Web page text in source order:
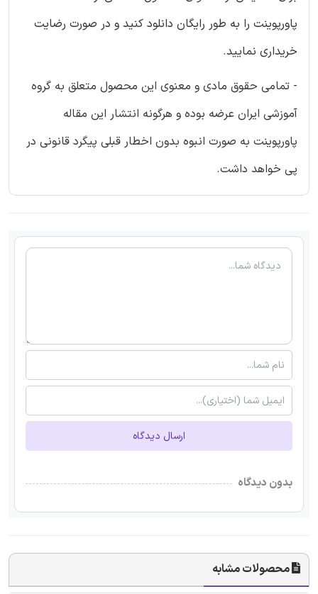
پاورپوینت را به طور رایگان دانلود کنید و در صورت رضایت
خریداری نمایید.
- تمامی حقوق مادی و معنوی این محصول متعلق به گروه
آموزشی ایران عرضه بوده و هرگونه انتشار این مقاله
پاورپوینت به صورت انبوه بدون اخطار قبلی پیگرد قانونی در
پی خواهد داشت.
ارسال دیدگاه
بدون دیدگاه
محصولات مشابه